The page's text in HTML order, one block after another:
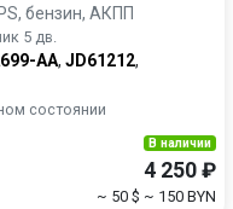
бензин, АКПП
5 дв.
AA, JD61212,
состоянии
В наличии
4 250 ₽
~ 50 $ ~ 150 BYN